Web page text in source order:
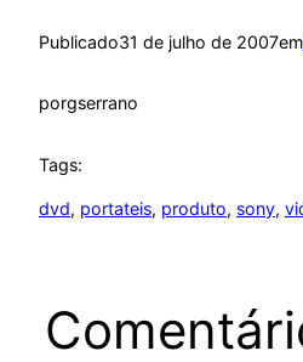
Publicado31 de julho de 2007em
porgserrano
Tags:
dvd, portateis, produto, sony,